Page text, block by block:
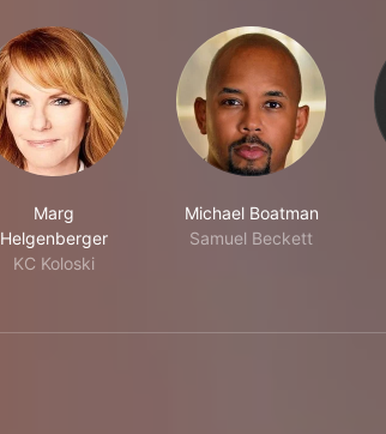
Marg
Helgenberger
KC Koloski
Michael Boatman
Samuel Beckett